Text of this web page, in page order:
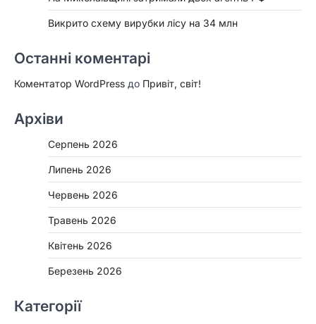
Викрито схему вирубки лісу на 34 млн
Останні коментарі
Коментатор WordPress до Привіт, світ!
Архіви
Серпень 2026
Липень 2026
Червень 2026
Травень 2026
Квітень 2026
Березень 2026
Категорії